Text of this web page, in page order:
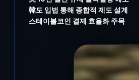
韓도 입법 통해 종합적 제도 설계
스테이블코인 결제 효율화 주목